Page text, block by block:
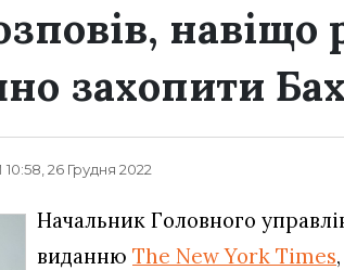
навіщо
захопити
10:58, 26 Грудня 2022
Начальник Головного
виданню The New York Times